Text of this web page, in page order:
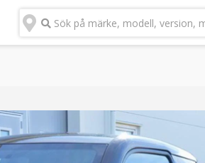
Sök på märke, modell, version,